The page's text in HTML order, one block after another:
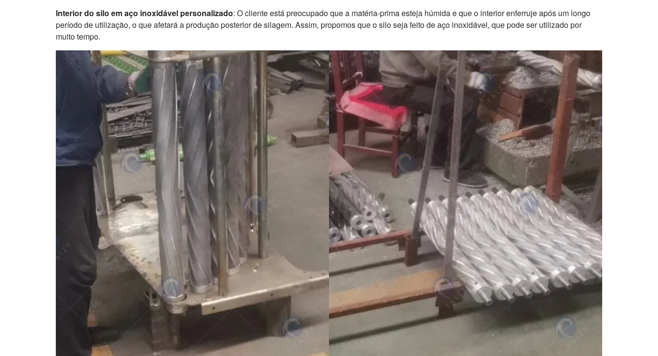
Interior do silo em aço inoxidável personalizado: O cliente está preocupado que a matéria-prima esteja húmida e que o interior enferruje após um longo
período de utilização, o que afetará a produção posterior de silagem. Assim, propomos que o silo seja feito de aço inoxidável, que pode ser utilizado por
muito tempo.